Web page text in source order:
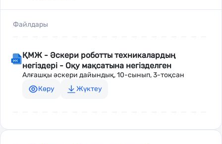
Файлдары
ҚМЖ - Әскери роботты техникалардың
негіздері - Оқу мақсатына негізделген
Алғашқы әскери дайындық, 10-сынып, 3-тоқсан
Көру
Жүктеу